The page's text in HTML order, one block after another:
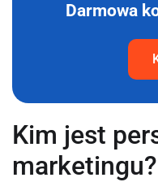
Darmowa
Kim jest
marketingu?